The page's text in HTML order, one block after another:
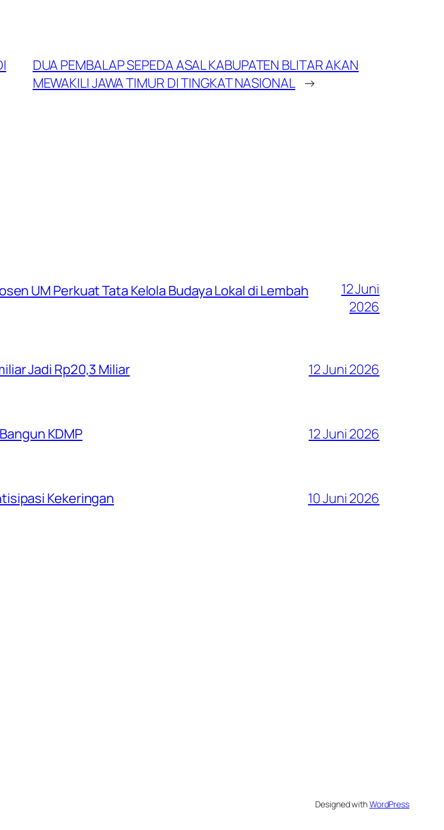
DUA PEMBALAP SEPEDA ASAL KABUPATEN BLITAR AKAN
MEWAKILI JAWA TIMUR DI TINGKAT NASIONAL →
UM Perkuat Tata Kelola Budaya Lokal di Lembah
12 Juni
2026
Jadi Rp20,3 Miliar 12 Juni 2026
KDMP 12 Juni 2026
Kekeringan 10 Juni 2026
Designed withWordPress